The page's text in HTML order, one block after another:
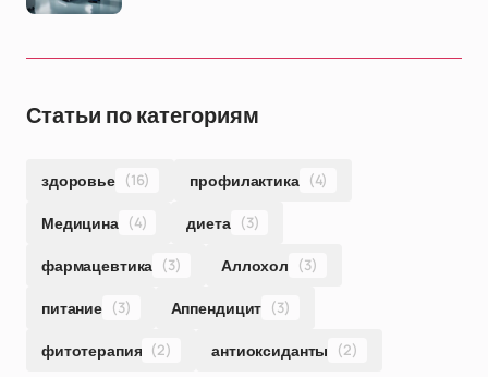
Статьи по категориям
здоровье (16) профилактика (4)
Медицина (4) диета (3)
фармацевтика (3) Аллохол (3)
питание (3) Аппендицит (3)
фитотерапия (2) антиоксиданты (2)